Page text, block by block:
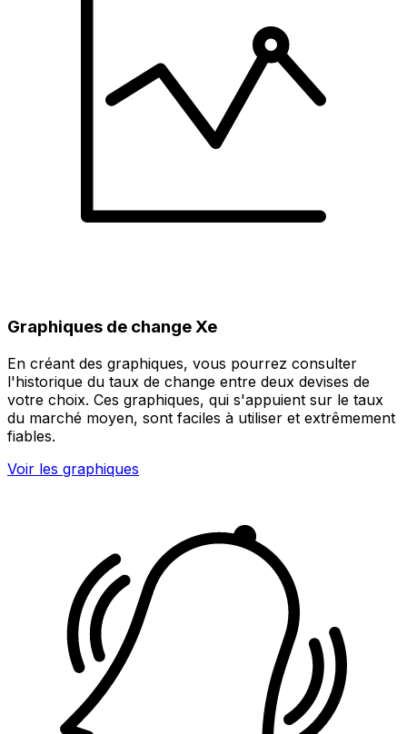
Graphiques de change Xe
En créant des graphiques, vous pourrez consulter
l'historique du taux de change entre deux devises de
votre choix. Ces graphiques, qui s'appuient sur le taux
du marché moyen, sont faciles à utiliser et extrêmement
fiables.
Voir les graphiques